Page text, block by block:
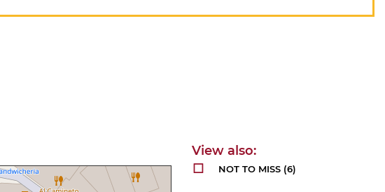
NOT TO MISS (6)